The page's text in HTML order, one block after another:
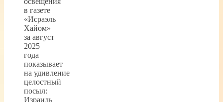
в газете
«Исраэль
Хайом»
за август
2025
года
показывает
на удивление
целостный
посыл:
Израиль